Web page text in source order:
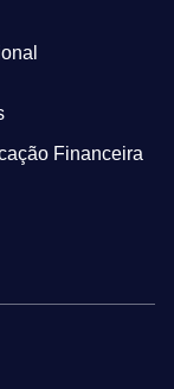
Financeira